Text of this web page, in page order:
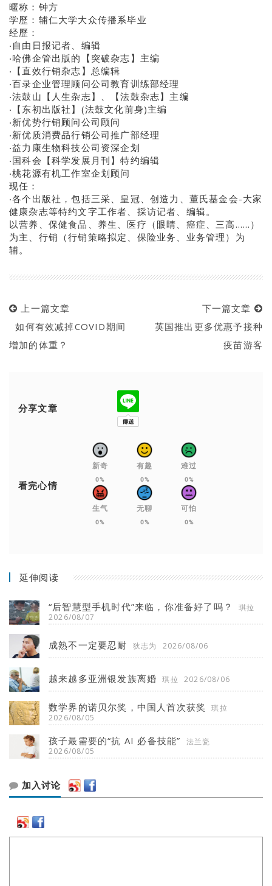
暱称：钟方
学歷：辅仁大学大众传播系毕业
经歷：
‧自由日报记者、编辑
‧哈佛企管出版的【突破杂志】主编
‧【直效行销杂志】总编辑
‧百录企业管理顾问公司教育训练部经理
‧法鼓山【人生杂志】、【法鼓杂志】主编
‧【东初出版社】(法鼓文化前身)主编
‧新优势行销顾问公司顾问
‧新优质消费品行销公司推广部经理
‧益力康生物科技公司资深企划
‧国科会【科学发展月刊】特约编辑
‧桃花源有机工作室企划顾问
现任：
‧各个出版社，包括三采、皇冠、创造力、董氏基金会-大家
健康杂志等特约文字工作者、採访记者、编辑。
以营养、保健食品、养生、医疗（眼睛、癌症、三高……）
为主、行销（行销策略拟定、保险业务、业务管理）为
辅。
上一篇文章
如何有效减掉COVID期间
增加的体重？
下一篇文章
英国推出更多优惠予接种
疫苗游客
分享文章
看完心情
新奇
0%
有趣
0%
难过
0%
生气
0%
无聊
0%
可怕
0%
延伸阅读
“后智慧型手机时代”来临，你准备好了吗？
琪拉
2026/08/07
成熟不一定要忍耐 狄志为 2026/08/06
越来越多亚洲银发族离婚 琪拉 2026/08/06
数学界的诺贝尔奖，中国人首次获奖
琪拉
2026/08/05
孩子最需要的“抗 AI 必备技能”
法兰瓷
2026/08/05
加入讨论